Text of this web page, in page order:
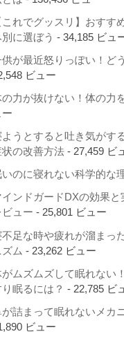
これでグッスリ】おすす
に選ぼう - 34,185 ビュ
供が最近怒りっぽい！ど
ビュー
の力が抜けない！体の力
ようとすると吐き気がす
状の改善方法 - 27,459 ビ
いのに寝れない科学的な
インドガードDXの効果
ビュー - 25,801 ビュー
不足な時や疲れが溜まっ
ム - 23,262 ビュー
がムズムズして眠れない
眠るには？ - 22,785 ビ
が詰まって眠れないメカ
ビュー